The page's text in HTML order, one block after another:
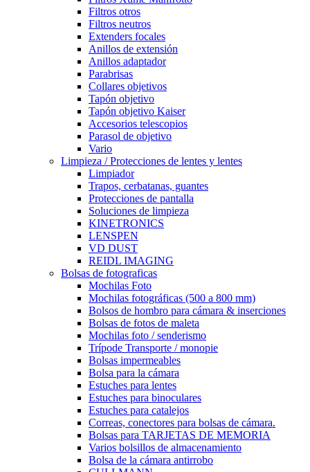
Filtros otros
Filtros neutros
Extenders focales
Anillos de extensión
Anillos adaptador
Parabrisas
Collares objetivos
Tapón objetivo
Tapón objetivo Kaiser
Accesorios telescopios
Parasol de objetivo
Vario
Limpieza / Protecciones de lentes y lentes
Limpiador
Trapos, cerbatanas, guantes
Protecciones de pantalla
Soluciones de limpieza
KINETRONICS
LENSPEN
VD DUST
REIDL IMAGING
Bolsas de fotograficas
Mochilas Foto
Mochilas fotográficas (500 a 800 mm)
Bolsos de hombro para cámara & inserciones
Bolsas de fotos de maleta
Mochilas foto / senderismo
Trípode Transporte / monopie
Bolsas impermeables
Bolsa para la cámara
Estuches para lentes
Estuches para binoculares
Estuches para catalejos
Correas, conectores para bolsas de cámara.
Bolsas para TARJETAS DE MEMORIA
Varios bolsillos de almacenamiento
Bolsa de la cámara antirrobo